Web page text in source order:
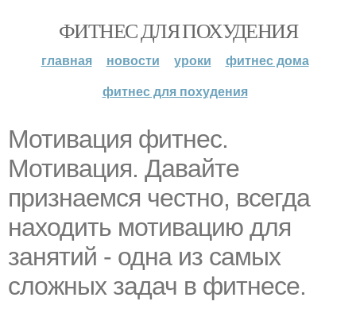
ФИТНЕС ДЛЯ ПОХУДЕНИЯ
главная новости уроки
фитнес дома
фитнес для похудения
Мотивация фитнес.
Мотивация. Давайте
признаемся честно, всегда
находить мотивацию для
занятий - одна из самых
сложных задач в фитнесе.